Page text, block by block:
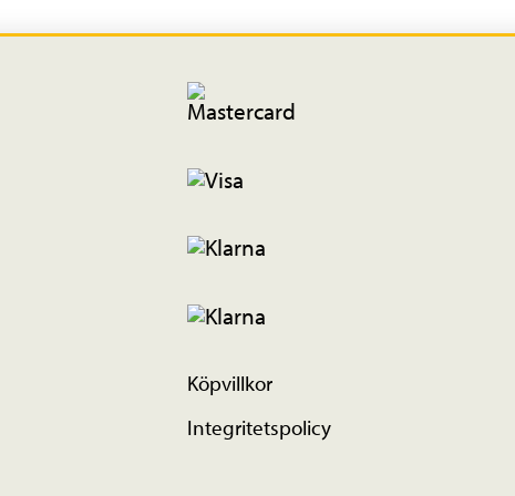
Köpvillkor
Integritetspolicy